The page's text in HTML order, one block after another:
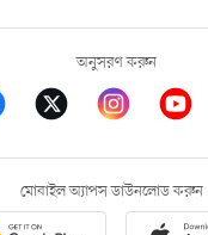
অনুসরণ করুন
মোবাইল অ্যাপস ডাউনলোড করুন